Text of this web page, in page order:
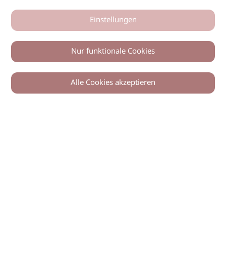
Einstellungen
Nur funktionale Cookies
Alle Cookies akzeptieren